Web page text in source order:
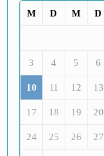
M D M D
3 4 5 6
10 11 12 13
17 18 19 20
24 25 26 27